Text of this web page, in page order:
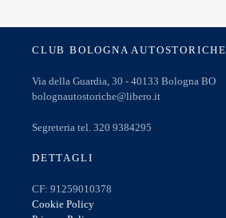
CLUB BOLOGNA AUTOSTORICHE
Via della Guardia, 30 - 40133 Bologna BO
bolognautostoriche@libero.it
Segreteria tel. 320 9384295
DETTAGLI
CF: 91259010378
Cookie Policy